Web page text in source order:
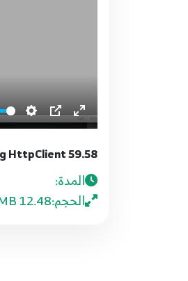
59.58 Python network programming HttpClient
المدة:
الحجم:12.48 MB